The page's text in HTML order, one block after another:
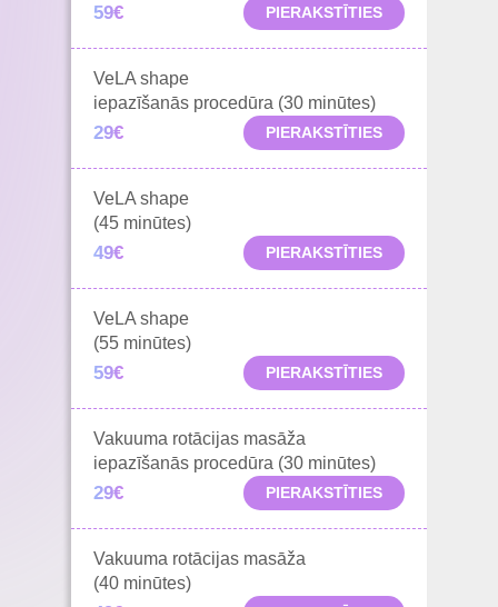
59€ PIERAKSTĪTIES
VeLA shape
iepazīšanās procedūra (30 minūtes)
29€ PIERAKSTĪTIES
VeLA shape
(45 minūtes)
49€ PIERAKSTĪTIES
VeLA shape
(55 minūtes)
59€ PIERAKSTĪTIES
Vakuuma rotācijas masāža
iepazīšanās procedūra (30 minūtes)
29€ PIERAKSTĪTIES
Vakuuma rotācijas masāža
(40 minūtes)